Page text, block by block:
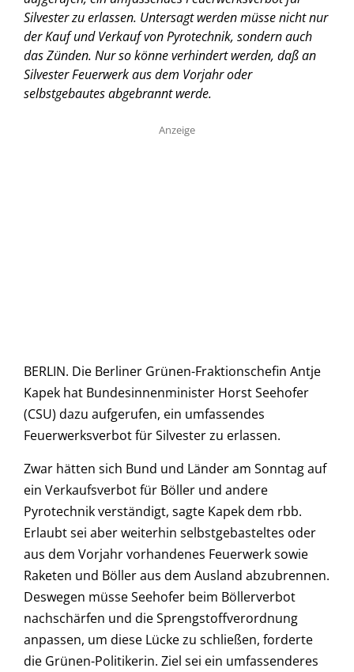
Silvester zu erlassen. Untersagt werden müsse nicht nur
der Kauf und Verkauf von Pyrotechnik, sondern auch
das Zünden. Nur so könne verhindert werden, daß an
Silvester Feuerwerk aus dem Vorjahr oder
selbstgebautes abgebrannt werde.
Anzeige
BERLIN. Die Berliner Grünen-Fraktionschefin Antje
Kapek hat Bundesinnenminister Horst Seehofer
(CSU) dazu aufgerufen, ein umfassendes
Feuerwerksverbot für Silvester zu erlassen.
Zwar hätten sich Bund und Länder am Sonntag auf
ein Verkaufsverbot für Böller und andere
Pyrotechnik verständigt, sagte Kapek dem rbb.
Erlaubt sei aber weiterhin selbstgebasteltes oder
aus dem Vorjahr vorhandenes Feuerwerk sowie
Raketen und Böller aus dem Ausland abzubrennen.
Deswegen müsse Seehofer beim Böllerverbot
nachschärfen und die Sprengstoffverordnung
anpassen, um diese Lücke zu schließen, forderte
die Grünen-Politikerin. Ziel sei ein umfassenderes